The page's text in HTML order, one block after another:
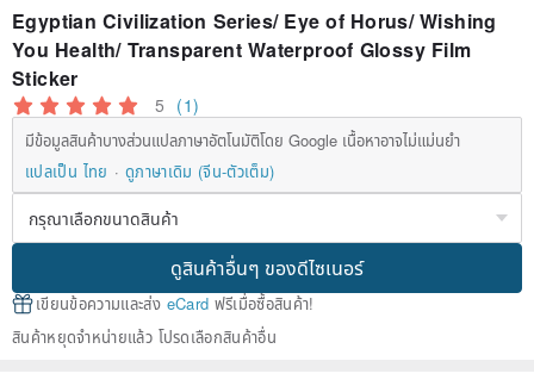
Egyptian Civilization Series/ Eye of Horus/ Wishing
You Health/ Transparent Waterproof Glossy Film
Sticker
5 (1)
มีข้อมูลสินค้าบางส่วนแปลภาษาอัตโนมัติโดย Google เนื้อหาอาจไม่แม่นยำ
แปลเป็น ไทย
ดูภาษาเดิม (จีน-ตัวเต็ม)
ดูสินค้าอื่นๆ ของดีไซเนอร์
เขียนข้อความและส่ง eCard ฟรีเมื่อซื้อสินค้า!
สินค้าหยุดจำหน่ายแล้ว โปรดเลือกสินค้าอื่น